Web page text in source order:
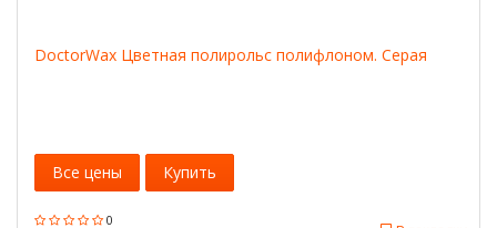
DoctorWax Цветная полирольс полифлоном. Серая
0
Все цены Купить